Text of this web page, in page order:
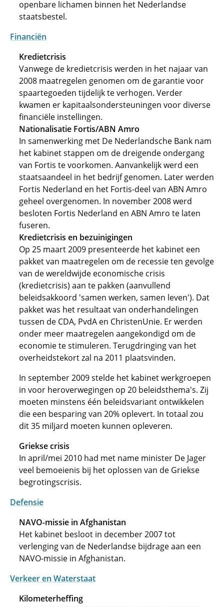
openbare lichamen binnen het Nederlandse
staatsbestel.
Financiën
Kredietcrisis
Vanwege de kredietcrisis werden in het najaar van
2008 maatregelen genomen om de garantie voor
spaartegoeden tijdelijk te verhogen. Verder
kwamen er kapitaalsondersteuningen voor diverse
financiële instellingen.
Nationalisatie Fortis/ABN Amro
In samenwerking met De Nederlandsche Bank nam
het kabinet stappen om de dreigende ondergang
van Fortis te voorkomen. Aanvankelijk werd een
staatsaandeel in het bedrijf genomen. Later werden
Fortis Nederland en het Fortis-deel van ABN Amro
geheel overgenomen. In november 2008 werd
besloten Fortis Nederland en ABN Amro te laten
fuseren.
Kredietcrisis en bezuinigingen
Op 25 maart 2009 presenteerde het kabinet een
pakket van maatregelen om de recessie ten gevolge
van de wereldwijde economische crisis
(kredietcrisis) aan te pakken (aanvullend
beleidsakkoord 'samen werken, samen leven'). Dat
pakket was het resultaat van onderhandelingen
tussen de CDA, PvdA en ChristenUnie. Er werden
onder meer maatregelen aangekondigd om de
economie te stimuleren. Terugdringing van het
overheidstekort zal na 2011 plaatsvinden.
In september 2009 stelde het kabinet werkgroepen
in voor heroverwegingen op 20 beleidsthema's. Zij
moeten minstens één beleidsvariant ontwikkelen
die een besparing van 20% oplevert. In totaal zou
dit 35 miljard moeten kunnen opleveren.
Griekse crisis
In april/mei 2010 had met name minister De Jager
veel bemoeienis bij het oplossen van de Griekse
begrotingscrisis.
Defensie
NAVO-missie in Afghanistan
Het kabinet besloot in december 2007 tot
verlenging van de Nederlandse bijdrage aan een
NAVO-missie in Afghanistan.
Verkeer en Waterstaat
Kilometerheffing